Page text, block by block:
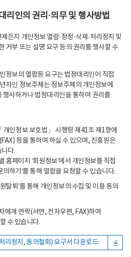
리인의 권리·의무 및 행사방법
든지 개인정보 열람·정정·삭제·처리정지 및
거부 또는 설명 요구 등의 권리를 행사할 수
정보의 열람등 요구는 법정대리인이 직접
자인 정보주체는 정보주체의 개인정보에
행사하거나 법정대리인을 통하여 권리를
개인정보 보호법」 시행령 제41조 제1항에
등을 통하여 하실 수 있으며, 진흥원은
다.
홈페이지 ‘회원정보’에서 개인정보를 직접
의하기’를 통해 열람을 요청할 수 있습니다.
탈퇴’를 통해 개인정보의 수집 및 이용 동의
에게 연락(서면, 전자우편, FAX)하여
수 있습니다.
리정지, 동의철회) 요구서 다운로드